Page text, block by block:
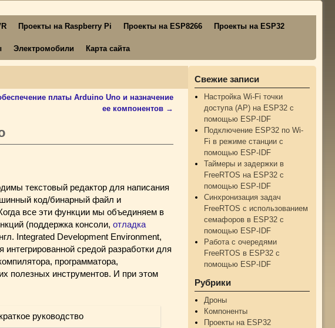
Проекты на Raspberry Pi Проекты на ESP8266 Проекты на ESP32
Электромобили Карта сайта
платы Arduino Uno и назначение
ее компонентов →
текстовый редактор для написания
код/бинарный файл и
все эти функции мы объединяем в
(поддержка консоли, отладка
Integrated Development Environment,
интегрированной средой разработки для
программатора,
полезных инструментов. И при этом
Свежие записи
Настройка Wi-Fi точки
доступа (AP) на ESP32 с
помощью ESP-IDF
Подключение ESP32 по Wi-
Fi в режиме станции с
помощью ESP-IDF
Таймеры и задержки в
FreeRTOS на ESP32 с
помощью ESP-IDF
Синхронизация задач
FreeRTOS с использованием
семафоров в ESP32 с
помощью ESP-IDF
Работа с очередями
FreeRTOS в ESP32 с
помощью ESP-IDF
Рубрики
Дроны
Компоненты
Проекты на ESP32